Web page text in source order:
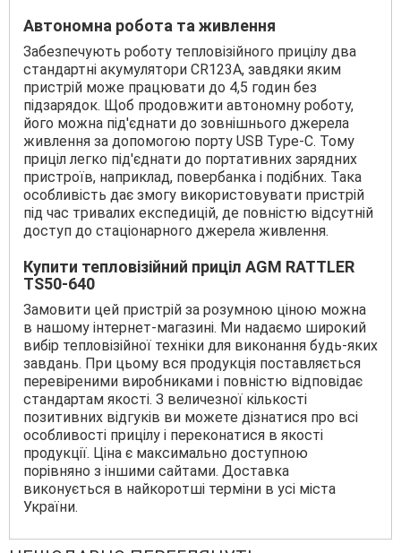
Автономна робота та живлення
Забезпечують роботу тепловізійного прицілу два
стандартні акумулятори CR123A, завдяки яким
пристрій може працювати до 4,5 годин без
підзарядок. Щоб продовжити автономну роботу,
його можна під'єднати до зовнішнього джерела
живлення за допомогою порту USB Type-C. Тому
приціл легко під'єднати до портативних зарядних
пристроїв, наприклад, повербанка і подібних. Така
особливість дає змогу використовувати пристрій
під час тривалих експедицій, де повністю відсутній
доступ до стаціонарного джерела живлення.
Купити тепловізійний приціл AGM RATTLER
TS50-640
Замовити цей пристрій за розумною ціною можна
в нашому інтернет-магазині. Ми надаємо широкий
вибір тепловізійної техніки для виконання будь-яких
завдань. При цьому вся продукція поставляється
перевіреними виробниками і повністю відповідає
стандартам якості. З величезної кількості
позитивних відгуків ви можете дізнатися про всі
особливості прицілу і переконатися в якості
продукції. Ціна є максимально доступною
порівняно з іншими сайтами. Доставка
виконується в найкоротші терміни в усі міста
України.